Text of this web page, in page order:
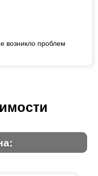
возникло проблем